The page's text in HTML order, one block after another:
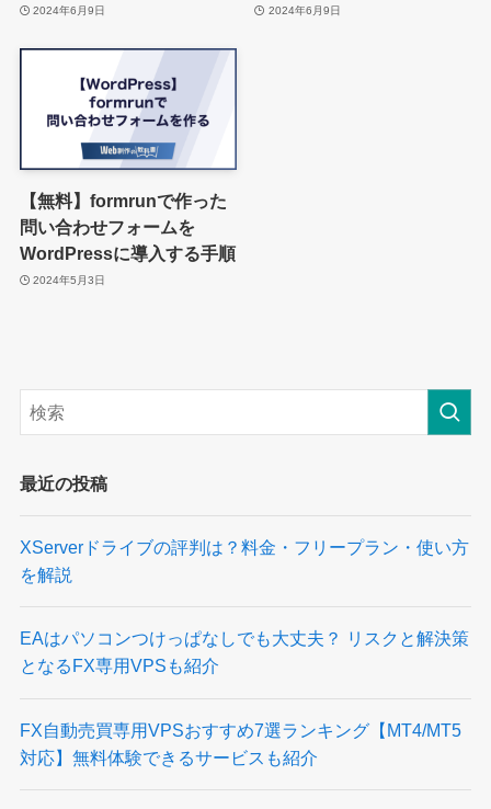
2024年6月9日 2024年6月9日
【無料】formrunで作った
問い合わせフォームを
WordPressに導入する手順
2024年5月3日
最近の投稿
XServerドライブの評判は？料金・フリープラン・使い方
を解説
EAはパソコンつけっぱなしでも大丈夫？ リスクと解決策
となるFX専用VPSも紹介
FX自動売買専用VPSおすすめ7選ランキング【MT4/MT5
対応】無料体験できるサービスも紹介